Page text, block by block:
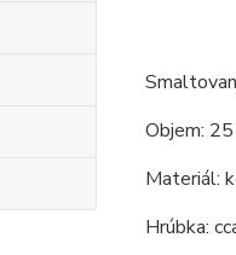
Objem: 25
Materiál:
Hrúbka: